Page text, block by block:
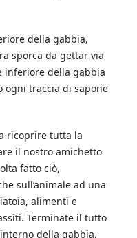
della gabbia,
sporca da gettar via
inferiore della gabbia
ogni traccia di sapone
ricoprire tutta la
il nostro amichetto
fatto ciò,
sull’animale ad una
alimenti e
Terminate il tutto
della gabbia,